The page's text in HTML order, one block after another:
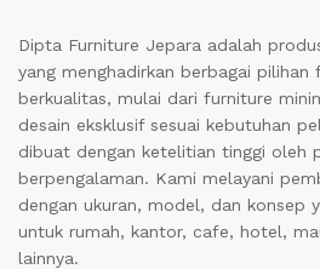
Dipta Furniture Jepara adalah
yang menghadirkan berbagai pilihan
berkualitas, mulai dari furniture
desain eksklusif sesuai kebutuhan
dibuat dengan ketelitian tinggi oleh
berpengalaman. Kami melayani
dengan ukuran, model, dan konsep
untuk rumah, kantor, cafe, hotel,
lainnya.